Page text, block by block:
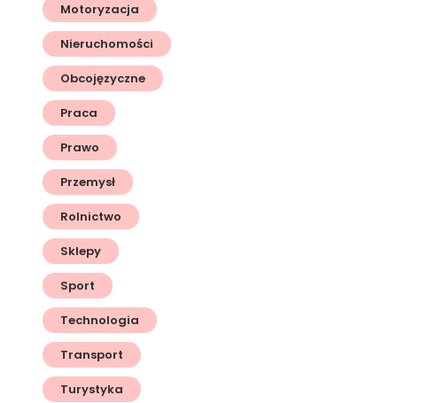
Motoryzacja
Nieruchomości
Obcojęzyczne
Praca
Prawo
Przemysł
Rolnictwo
Sklepy
Sport
Technologia
Transport
Turystyka